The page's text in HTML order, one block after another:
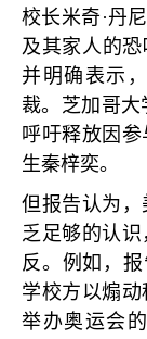
校长米奇·丹
及其家人的恐
并明确表示
裁。芝加哥
呼吁释放因
生秦梓奕。
但报告认为
乏足够的认
反。例如，报
学校方以煽
举办奥运会